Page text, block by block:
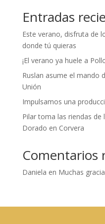
Entradas
Este verano, disfruta de
donde tú quieras
¡El verano ya huele a
Ruslan asume el mando
Unión
Impulsamos una
Pilar toma las riendas de
Dorado en Corvera
Comentarios
Daniela en Muchas